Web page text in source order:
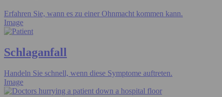
Erfahren Sie, wann es zu einer Ohnmacht kommen kann.
Image
Schlaganfall
Handeln Sie schnell, wenn diese Symptome auftreten.
Image